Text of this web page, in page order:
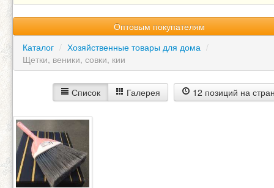
Оптовым покупателям
Каталог / Хозяйственные товары для дома /
Щетки, веники, совки, кии
Список Галерея 12 позиций на